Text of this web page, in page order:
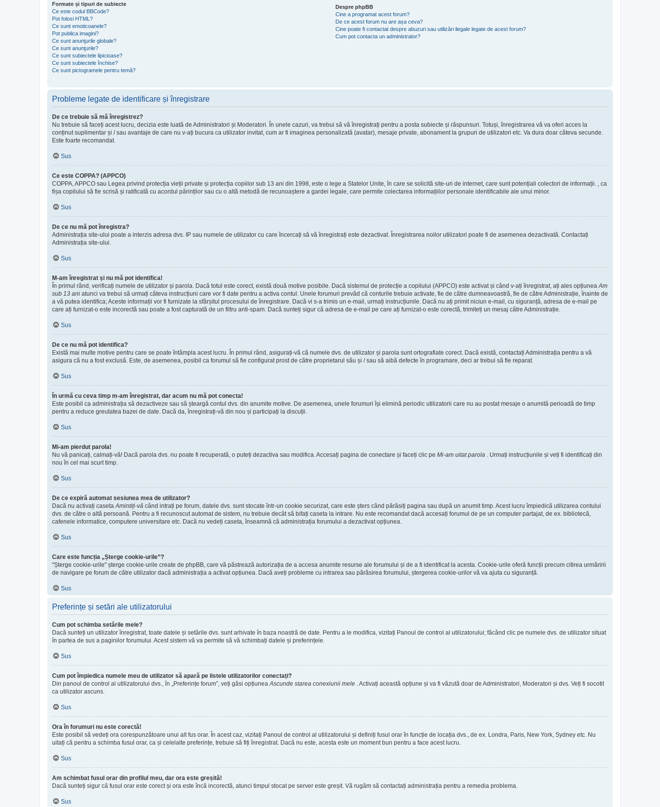
Formate și tipuri de subiecte
Ce este codul BBCode?
Pot folosi HTML?
Ce sunt emoticoanele?
Pot publica imagini?
Ce sunt anunţurile globale?
Ce sunt anunţurile?
Ce sunt subiectele lipicioase?
Ce sunt subiectele închise?
Ce sunt pictogramele pentru temă?
Despre phpBB
Cine a programat acest forum?
De ce acest forum nu are așa ceva?
Cine poate fi contactat despre abuzuri sau utilizări ilegale legate de acest forum?
Cum pot contacta un administrator?
Probleme legate de identificare și înregistrare
De ce trebuie să mă înregistrez?
Nu trebuie să faceți acest lucru, decizia este luată de Administratori și Moderatori. În unele cazuri, va trebui să vă înregistrați pentru a posta subiecte și răspunsuri. Totuși, înregistrarea vă va oferi acces la
conținut suplimentar și / sau avantaje de care nu v-ați bucura ca utilizator invitat, cum ar fi imaginea personalizată (avatar), mesaje private, abonament la grupuri de utilizatori etc. Va dura doar câteva secunde.
Este foarte recomandat.
Sus
Ce este COPPA? (APPCO)
COPPA, APPCO sau Legea privind protecția vieții private și protecția copiilor sub 13 ani din 1998, este o lege a Statelor Unite, în care se solicită site-uri de internet, care sunt potențiali colectori de informații. , ca
fișa copilului să fie scrisă și ratificată cu acordul părinților sau cu o altă metodă de recunoaștere a gardei legale, care permite colectarea informațiilor personale identificabile ale unui minor.
Sus
De ce nu mă pot înregistra?
Administrația site-ului poate a interzis adresa dvs. IP sau numele de utilizator cu care încercați să vă înregistrați este dezactivat. Înregistrarea noilor utilizatori poate fi de asemenea dezactivată. Contactați
Administrația site-ului.
Sus
M-am înregistrat și nu mă pot identifica!
În primul rând, verificați numele de utilizator și parola. Dacă totul este corect, există două motive posibile. Dacă sistemul de protecție a copilului (APPCO) este activat și când v-ați înregistrat, ați ales opțiunea Am
sub 13 ani atunci va trebui să urmați câteva instrucțiuni care vor fi date pentru a activa contul. Unele forumuri prevăd că conturile trebuie activate, fie de către dumneavoastră, fie de către Administrație, înainte de
a vă putea identifica; Aceste informații vor fi furnizate la sfârșitul procesului de înregistrare. Dacă vi s-a trimis un e-mail, urmați instrucțiunile. Dacă nu ați primit niciun e-mail, cu siguranță, adresa de e-mail pe
care ați furnizat-o este incorectă sau poate a fost capturată de un filtru anti-spam. Dacă sunteți sigur că adresa de e-mail pe care ați furnizat-o este corectă, trimiteți un mesaj către Administrație.
Sus
De ce nu mă pot identifica?
Există mai multe motive pentru care se poate întâmpla acest lucru. În primul rând, asigurați-vă că numele dvs. de utilizator și parola sunt ortografiate corect. Dacă există, contactați Administrația pentru a vă
asigura că nu a fost exclusă. Este, de asemenea, posibil ca forumul să fie configurat prost de către proprietarul său și / sau să aibă defecte în programare, deci ar trebui să fie reparat.
Sus
În urmă cu ceva timp m-am înregistrat, dar acum nu mă pot conecta!
Este posibil ca administrația să dezactiveze sau să șteargă contul dvs. din anumite motive. De asemenea, unele forumuri își elimină periodic utilizatorii care nu au postat mesaje o anumită perioadă de timp
pentru a reduce greutatea bazei de date. Dacă da, înregistrați-vă din nou și participați la discuții.
Sus
Mi-am pierdut parola!
Nu vă panicați, calmați-vă! Dacă parola dvs. nu poate fi recuperată, o puteți dezactiva sau modifica. Accesați pagina de conectare și faceți clic pe Mi-am uitat parola
. Urmați instrucțiunile și veți fi identificați din
nou în cel mai scurt timp.
Sus
De ce expiră automat sesiunea mea de utilizator?
Dacă nu activați caseta Amintiți-vă când intrați pe forum, datele dvs. sunt stocate într-un cookie securizat, care este șters când părăsiți pagina sau după un anumit timp. Acest lucru împiedică utilizarea contului
dvs. de către o altă persoană. Pentru a fi recunoscut automat de sistem, nu trebuie decât să bifați caseta la intrare. Nu este recomandat dacă accesați forumul de pe un computer partajat, de ex. bibliotecă,
cafenele informatice, computere universitare etc. Dacă nu vedeți caseta, înseamnă că administrația forumului a dezactivat opțiunea.
Sus
Care este funcția „Șterge cookie-urile”?
"Șterge cookie-urile" șterge cookie-urile create de phpBB, care vă păstrează autorizația de a accesa anumite resurse ale forumului și de a fi identificat la acesta. Cookie-urile oferă funcții precum citirea urmăririi
de navigare pe forum de către utilizator dacă administrația a activat opțiunea. Dacă aveți probleme cu intrarea sau părăsirea forumului, ștergerea cookie-urilor vă va ajuta cu siguranță.
Sus
Preferințe și setări ale utilizatorului
Cum pot schimba setările mele?
Dacă sunteți un utilizator înregistrat, toate datele și setările dvs. sunt arhivate în baza noastră de date. Pentru a le modifica, vizitați Panoul de control al utilizatorului; făcând clic pe numele dvs. de utilizator situat
în partea de sus a paginilor forumului. Acest sistem vă va permite să vă schimbați datele și preferințele.
Sus
Cum pot împiedica numele meu de utilizator să apară pe listele utilizatorilor conectați?
Din panoul de control al utilizatorului dvs., în „Preferințe forum”, veți găsi opțiunea Ascunde starea conexiunii mele . Activați această opțiune și va fi văzută doar de Administratori, Moderatori și dvs. Veți fi socotit
ca utilizator ascuns.
Sus
Ora în forumuri nu este corectă!
Este posibil să vedeți ora corespunzătoare unui alt fus orar. În acest caz, vizitați Panoul de control al utilizatorului și definiți fusul orar în funcție de locația dvs., de ex. Londra, Paris, New York, Sydney etc. Nu
uitați că pentru a schimba fusul orar, ca și celelalte preferințe, trebuie să fiți înregistrat. Dacă nu este, acesta este un moment bun pentru a face acest lucru.
Sus
Am schimbat fusul orar din profilul meu, dar ora este greșită!
Dacă sunteți sigur că fusul orar este corect și ora este încă incorectă, atunci timpul stocat pe server este greșit. Vă rugăm să contactați administrația pentru a remedia problema.
Sus